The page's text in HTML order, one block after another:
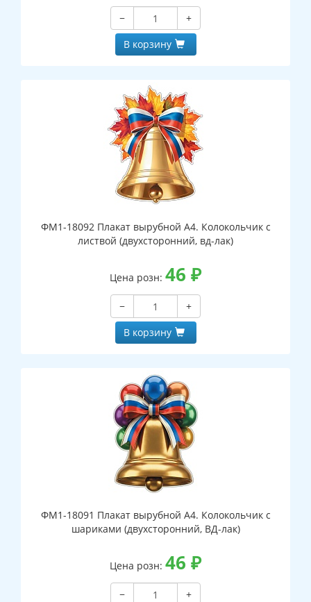
−
+
В корзину
ФМ1-18092 Плакат вырубной А4. Колокольчик с
листвой (двухсторонний, вд-лак)
Цена розн: 46 ₽
−
+
В корзину
ФМ1-18091 Плакат вырубной А4. Колокольчик с
шариками (двухсторонний, ВД-лак)
Цена розн: 46 ₽
−
+